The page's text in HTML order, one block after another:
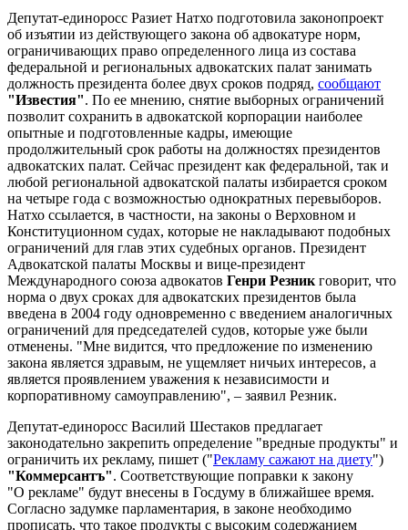
Депутат-единоросс Разиет Натхо подготовила законопроект
об изъятии из действующего закона об адвокатуре норм,
ограничивающих право определенного лица из состава
федеральной и региональных адвокатских палат занимать
должность президента более двух сроков подряд, сообщают
"Известия". По ее мнению, снятие выборных ограничений
позволит сохранить в адвокатской корпорации наиболее
опытные и подготовленные кадры, имеющие
продолжительный срок работы на должностях президентов
адвокатских палат. Сейчас президент как федеральной, так и
любой региональной адвокатской палаты избирается сроком
на четыре года с возможностью однократных перевыборов.
Натхо ссылается, в частности, на законы о Верховном и
Конституционном судах, которые не накладывают подобных
ограничений для глав этих судебных органов. Президент
Адвокатской палаты Москвы и вице-президент
Международного союза адвокатов Генри Резник говорит, что
норма о двух сроках для адвокатских президентов была
введена в 2004 году одновременно с введением аналогичных
ограничений для председателей судов, которые уже были
отменены. "Мне видится, что предложение по изменению
закона является здравым, не ущемляет ничьих интересов, а
является проявлением уважения к независимости и
корпоративному самоуправлению", – заявил Резник.
Депутат-единоросс Василий Шестаков предлагает
законодательно закрепить определение "вредные продукты" и
ограничить их рекламу, пишет ("Рекламу сажают на диету")
"Коммерсантъ". Соответствующие поправки к закону
"О рекламе" будут внесены в Госдуму в ближайшее время.
Согласно задумке парламентария, в законе необходимо
прописать, что такое продукты с высоким содержанием